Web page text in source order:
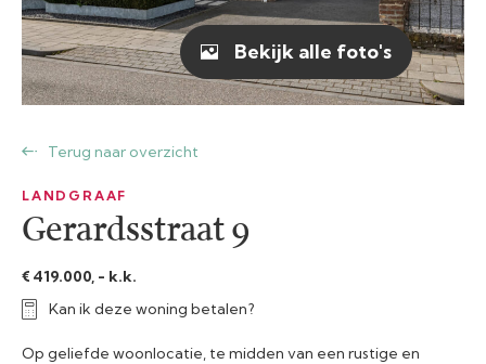
Terug naar overzicht
LANDGRAAF
Gerardsstraat 9
€ 419.000, - k.k.
Kan ik deze woning betalen?
Op geliefde woonlocatie, te midden van een rustige en
Bekijk alle foto's